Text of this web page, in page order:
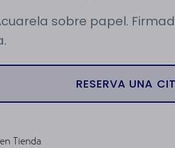
sobre papel.
RESERVA UNA
Tienda